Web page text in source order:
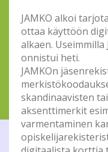
JAMKO alkoi
ottaa käyttöön
alkaen.
onnistui heti.
JAMKOn
skandinaavisten
aksenttimerkit
varmentaminen